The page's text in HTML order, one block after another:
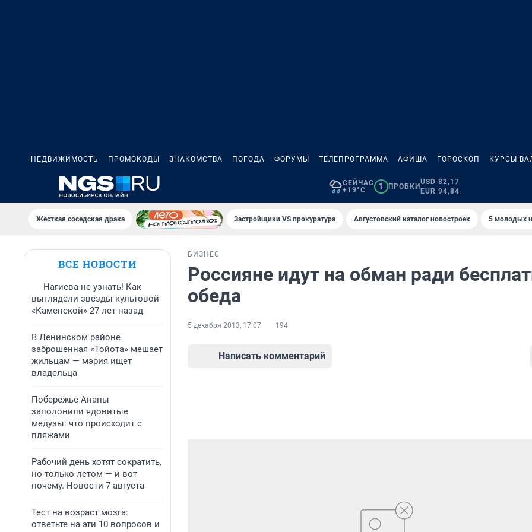
НЕДВИЖИМОСТЬ ПРОМОКОДЫ ЗНАКОМСТВА ПОГОДА ФОРУМЫ ТЕЛЕПРОГРАММА АФИША ГОРОСКОП КУРСЫ
СЕЙЧАС
+19°C
1 ПРОБКИ
USD 82,17
EUR 94,84
Жёсткая соседская драка Застройщики VS прокуратура Августовский каталог новостроек 5 молодых
ВСЕ НОВОСТИ
Нагиева не узнать! Как
выглядели звезды культовой
«Каменской» 27 лет назад
В Ленинском районе
заброшенная «Тойота» мешает
жильцам — мэрия ищет
владельца
Побережье Анапы
заполонили ядовитые
медузы: что происходит с
пляжами
Рабочий день хотят сократить,
но только летом — и вот
почему. Новости 7 августа
Тест на возраст мозга:
ответьте на эти 10 вопросов и
БИЗНЕС
Россияне идут на обман ради
обеда
5 декабря 2013, 17:07 194
Написать комментарий